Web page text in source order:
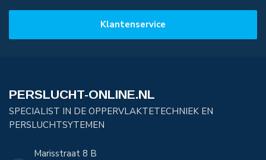
Klantenservice
PERSLUCHT-ONLINE.NL
SPECIALIST IN DE OPPERVLAKTETECHNIEK EN
PERSLUCHTSYTEMEN
Marisstraat 8 B